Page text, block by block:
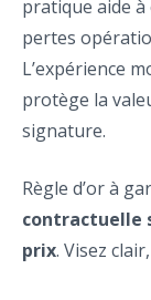
pratique aide
pertes
L’expérience
protège la
signature.
Règle d’or à
contractuelle
prix. Visez